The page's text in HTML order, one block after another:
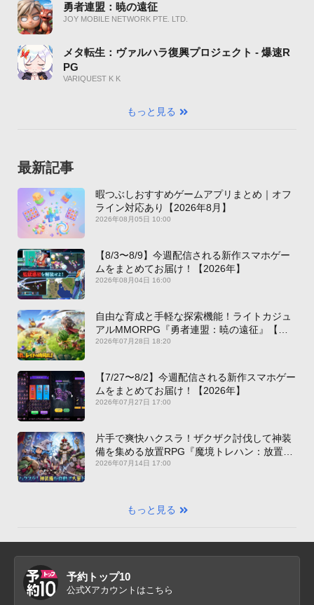
勇者連盟：暁の遠征
JOY MOBILE NETWORK PTE. LTD.
メタ転生：ヴァルハラ復興プロジェクト - 爆速R
PG
VARIQUEST K K
もっと見る
最新記事
暇つぶしおすすめゲームアプリまとめ｜オフ
ライン対応あり【2026年8月】
2026年08月05日 10:00
【8/3〜8/9】今週配信される新作スマホゲー
ムをまとめてお届け！【2026年】
2026年08月04日 16:00
自由な育成と手軽な探索機能！ライトカジュ
アルMMORPG『勇者連盟：暁の遠征』【最
新作PICKUP】
2026年07月28日 18:20
【7/27〜8/2】今週配信される新作スマホゲー
ムをまとめてお届け！【2026年】
2026年07月27日 17:00
片手で爽快ハクスラ！ザクザク討伐して神装
備を集める放置RPG『魔境トレハン：放置で
神装備』【最新作PICKUP】
2026年07月14日 17:00
もっと見る
予約トップ10
公式Xアカウントはこちら